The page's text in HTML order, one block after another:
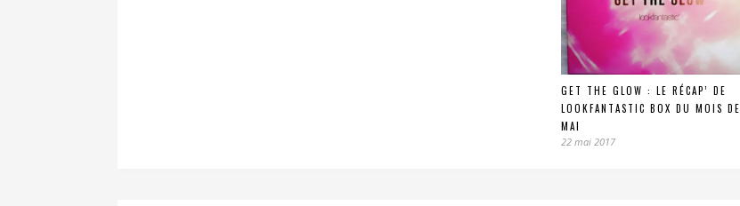
GET THE GLOW : LE RÉCAP’ DE
LOOKFANTASTIC BOX DU MOIS DE
MAI
22 mai 2017